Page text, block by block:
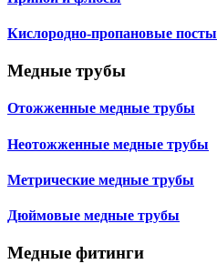
Кислородно-пропановые посты
Медные трубы
Отожженные медные трубы
Неотожженные медные трубы
Метрические медные трубы
Дюймовые медные трубы
Медные фитинги